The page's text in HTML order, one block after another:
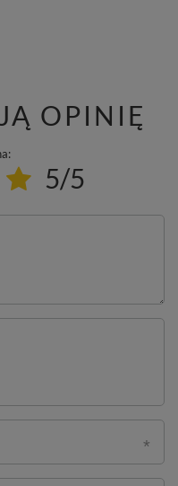
OPINIĘ
5/5